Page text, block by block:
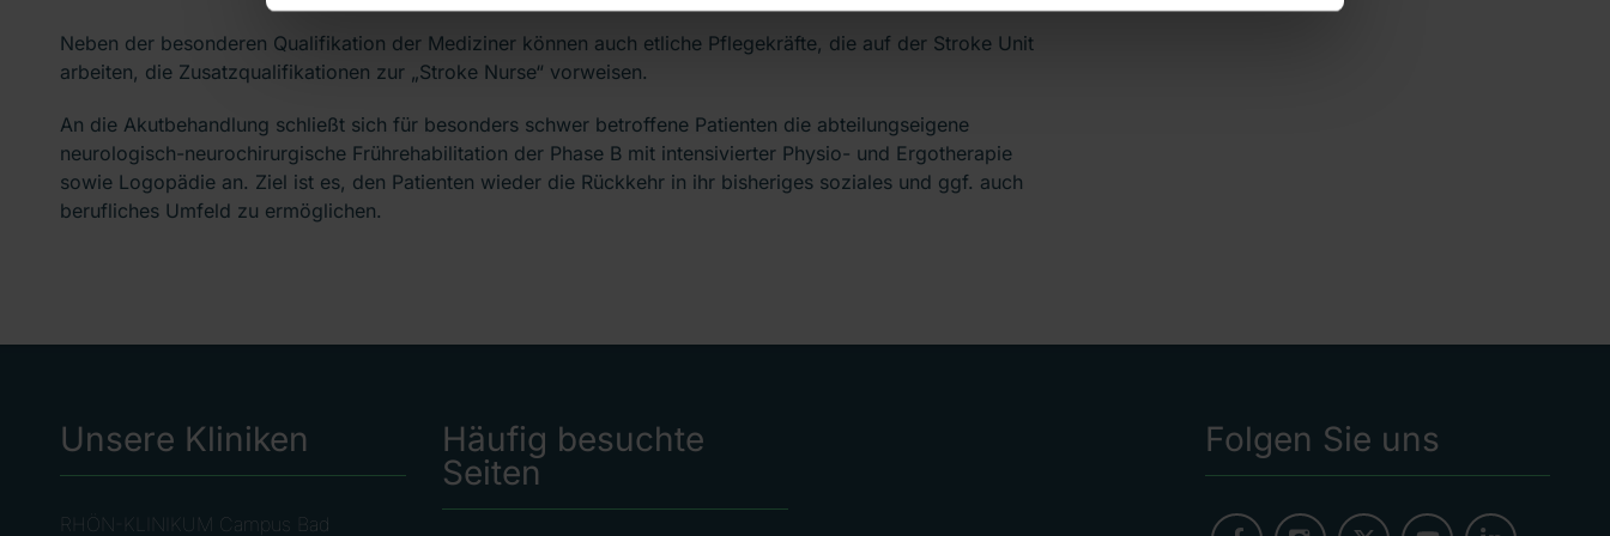
Neben der besonderen Qualifikation der Mediziner können auch etliche Pflegekräfte, die auf der Stroke Unit
arbeiten, die Zusatzqualifikationen zur „Stroke Nurse“ vorweisen.
An die Akutbehandlung schließt sich für besonders schwer betroffene Patienten die abteilungseigene
neurologisch-neurochirurgische Frührehabilitation der Phase B mit intensivierter Physio- und Ergotherapie
sowie Logopädie an. Ziel ist es, den Patienten wieder die Rückkehr in ihr bisheriges soziales und ggf. auch
berufliches Umfeld zu ermöglichen.
Unsere Kliniken
RHÖN-KLINIKUM Campus Bad
Häufig besuchte
Seiten
Folgen Sie uns